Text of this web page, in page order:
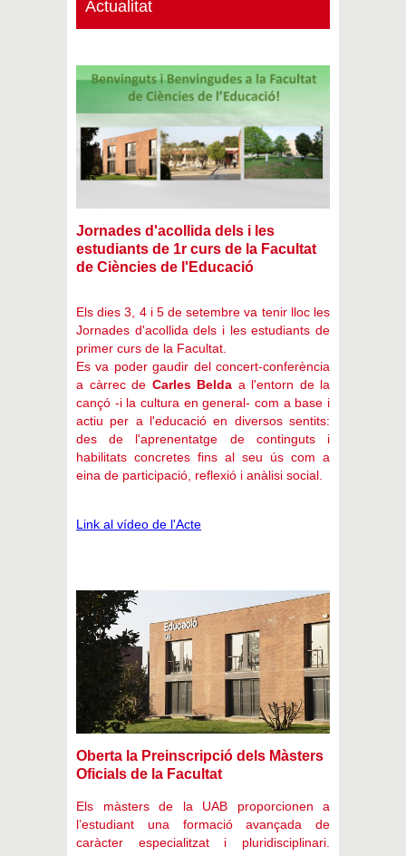
Actualitat
Jornades d'acollida dels i les
estudiants de 1r curs de la Facultat
de Ciències de l'Educació
Els dies 3, 4 i 5 de setembre va tenir lloc les
Jornades d'acollida dels i les estudiants de
primer curs de la Facultat.
Es va poder gaudir del concert-conferència
a càrrec de Carles Belda a l'entorn de la
cançó -i la cultura en general- com a base i
actiu per a l'educació en diversos sentits:
des de l'aprenentatge de continguts i
habilitats concretes fins al seu ús com a
eina de participació, reflexió i anàlisi social.
Link al vídeo de l'Acte
Oberta la Preinscripció dels Màsters
Oficials de la Facultat
Els màsters de la UAB proporcionen a
l’estudiant una formació avançada de
caràcter especialitzat i pluridisciplinari.